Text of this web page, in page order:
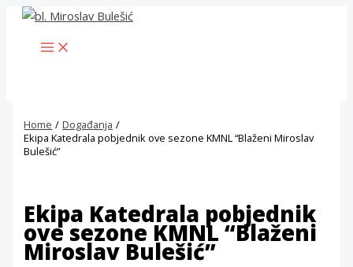
Skip
content
MAIN
MENU
Home
Događanja
Ekipa Katedrala pobjednik ove sezone KMNL “Blaženi Miroslav
Bulešić”
Ekipa Katedrala pobjednik
ove sezone KMNL “Blaženi
Miroslav Bulešić”